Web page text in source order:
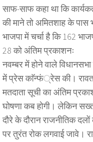
साफ-साफ कहा था कि
की माने तो अमितशाह के पास
भाजपा में चर्चा है कि 162
28 को अंतिम प्रकाशनः
नवम्बर में होने वाले
में प्रेस काॅन्फं्रेस की। रावत
मतदाता सूची का अंतिम
घोषणा कब होगी। लेकिन
दौरे के दौरान राजनीतिक
पर तुरंत रोक लगवाई जावे।